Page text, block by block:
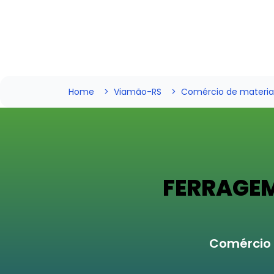
Home Viamão-RS Comércio de